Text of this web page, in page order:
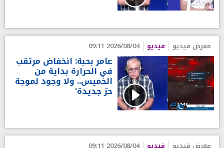
معرض فيديو فيديو 2026/08/04 09:11
عامر بحبة: انخفاض مرتقب
في الحرارة بداية من
الخميس.. ولا وجود لموجة
حرّ جديدة'